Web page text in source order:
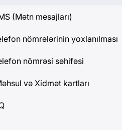
(Mətn mesajları)
nömrələrinin yoxlanılması
nömrəsi səhifəsi
və Xidmət kartları